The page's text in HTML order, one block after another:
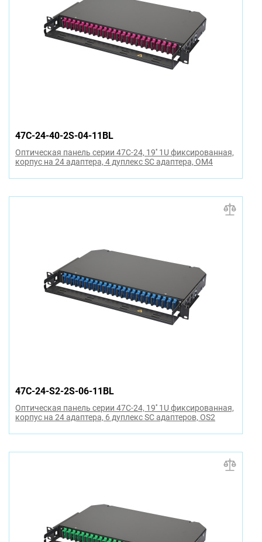
47C-24-40-2S-04-11BL
Оптическая панель серии 47C-24, 19'' 1U фиксированная,
корпус на 24 адаптера, 4 дуплекс SC адаптера, OM4
47C-24-S2-2S-06-11BL
Оптическая панель серии 47C-24, 19'' 1U фиксированная,
корпус на 24 адаптера, 6 дуплекс SC адаптеров, OS2